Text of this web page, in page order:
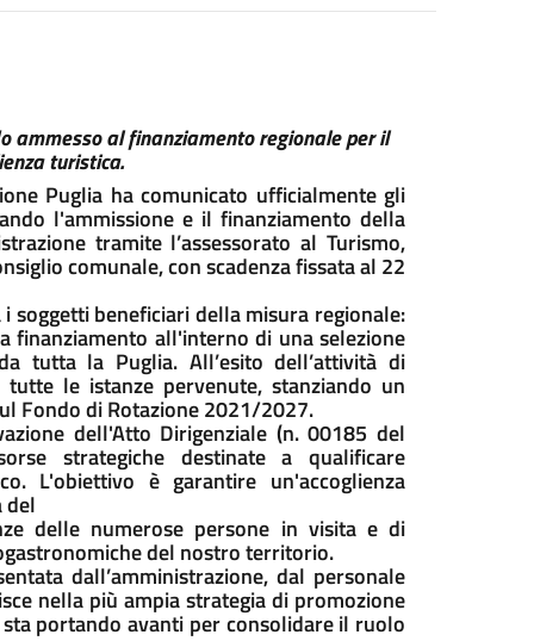
ammesso al finanziamento regionale per il
turistica.
Puglia ha comunicato ufficialmente gli
l'ammissione e il finanziamento della
tramite l’assessorato al Turismo,
comunale, con scadenza fissata al 22
soggetti beneficiari della misura regionale:
finanziamento all'interno di una selezione
tutta la Puglia. All’esito dell’attività di
le istanze pervenute, stanziando un
Fondo di Rotazione 2021/2027.
dell'Atto Dirigenziale (n. 00185 del
strategiche destinate a qualificare
L'obiettivo è garantire un'accoglienza
del
delle numerose persone in visita e di
del nostro territorio.
dall’amministrazione, dal personale
nella più ampia strategia di promozione
portando avanti per consolidare il ruolo